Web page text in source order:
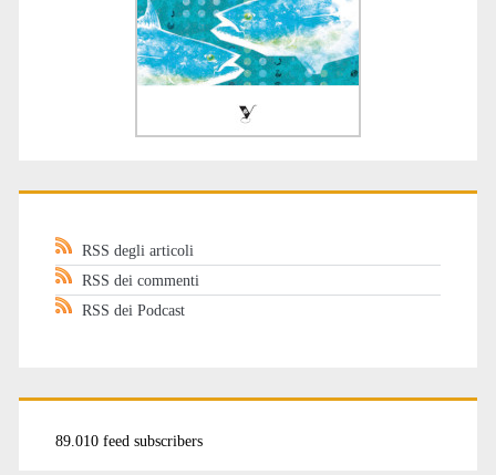
RSS degli articoli
RSS dei commenti
RSS dei Podcast
89.010 feed subscribers